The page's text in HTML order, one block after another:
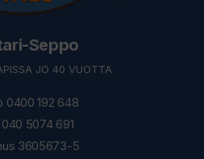
Seppo
JO 40 VUOTTA
0400 192 648
040 5074 691
3605673-5